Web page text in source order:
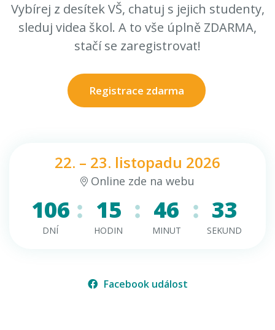
Vybírej z desítek VŠ, chatuj s jejich studenty,
sleduj videa škol. A to vše úplně ZDARMA,
stačí se zaregistrovat!
Registrace zdarma
22. – 23. listopadu 2026
Online zde na webu
106
DNÍ
15
HODIN
46
MINUT
33
SEKUND
Facebook událost